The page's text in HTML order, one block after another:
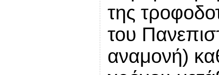
της
του
αναμονή)